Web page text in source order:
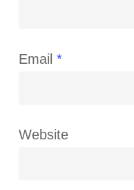
Email *
Website